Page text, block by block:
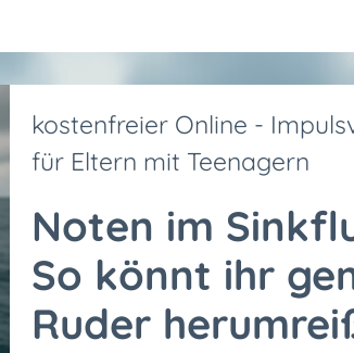
kostenfreier Online -
für Eltern mit Teenagern
Noten im
So könnt ihr
Ruder